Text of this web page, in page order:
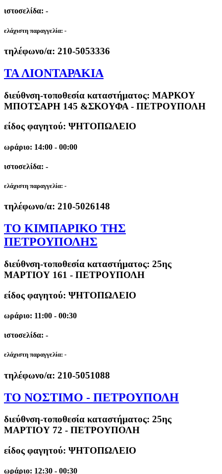
ιστοσελίδα: -
ελάχιστη παραγγελία: -
τηλέφωνο/α: 210-5053336
ΤΑ ΛΙΟΝΤΑΡΑΚΙΑ
διεύθνση-τοποθεσία καταστήματος: ΜΑΡΚΟΥ
ΜΠΟΤΣΑΡΗ 145 &ΣΚΟΥΦΑ - ΠΕΤΡΟΥΠΟΛΗ
είδος φαγητού: ΨΗΤΟΠΩΛΕΙΟ
ωράριο: 14:00 - 00:00
ιστοσελίδα: -
ελάχιστη παραγγελία: -
τηλέφωνο/α: 210-5026148
ΤΟ ΚΙΜΠΑΡΙΚΟ ΤΗΣ
ΠΕΤΡΟΥΠΟΛΗΣ
διεύθνση-τοποθεσία καταστήματος: 25ης
ΜΑΡΤΙΟΥ 161 - ΠΕΤΡΟΥΠΟΛΗ
είδος φαγητού: ΨΗΤΟΠΩΛΕΙΟ
ωράριο: 11:00 - 00:30
ιστοσελίδα: -
ελάχιστη παραγγελία: -
τηλέφωνο/α: 210-5051088
ΤΟ ΝΟΣΤΙΜΟ - ΠΕΤΡΟΥΠΟΛΗ
διεύθνση-τοποθεσία καταστήματος: 25ης
ΜΑΡΤΙΟΥ 72 - ΠΕΤΡΟΥΠΟΛΗ
είδος φαγητού: ΨΗΤΟΠΩΛΕΙΟ
ωράριο: 12:30 - 00:30